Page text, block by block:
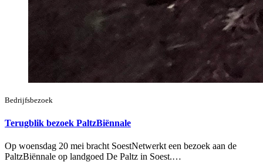
Bedrijfsbezoek
Terugblik bezoek PaltzBiënnale
Op woensdag 20 mei bracht SoestNetwerkt een bezoek aan de
PaltzBiënnale op landgoed De Paltz in Soest.…